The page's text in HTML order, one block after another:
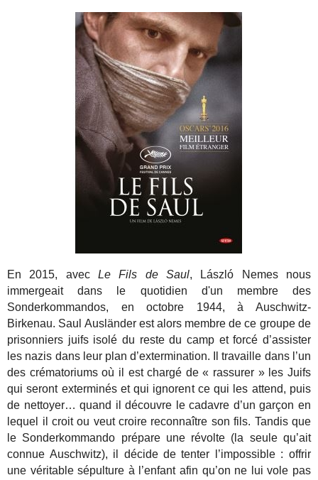
En 2015, avecLe Fils de Saul, László Nemes nous
immergeait dans le quotidien d'un membre des
Sonderkommandos, en octobre 1944, à Auschwitz-
Birkenau. Saul Ausländer est alors membre de ce groupe de
prisonniers juifs isolé du reste du camp et forcé d’assister
les nazis dans leur plan d’extermination. Il travaille dans l’un
des crématoriums où il est chargé de « rassurer » les Juifs
qui seront exterminés et qui ignorent ce qui les attend, puis
de nettoyer… quand il découvre le cadavre d’un garçon en
lequel il croit ou veut croire reconnaître son fils. Tandis que
le Sonderkommando prépare une révolte (la seule qu’ait
connue Auschwitz), il décide de tenter l’impossible : offrir
une véritable sépulture à l’enfant afin qu’on ne lui vole pas